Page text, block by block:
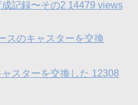
記録〜その2 14479 views
スターを交換した 12308